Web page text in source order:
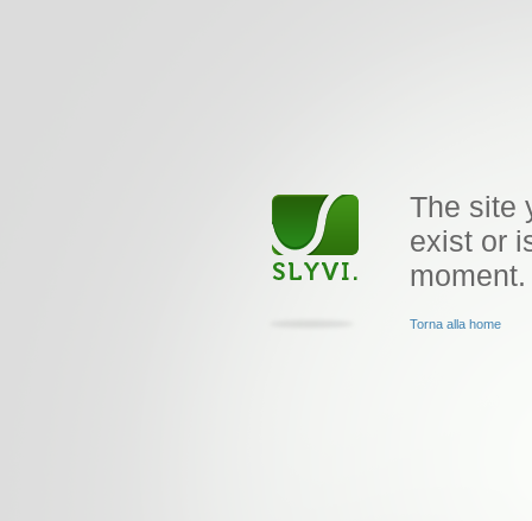
The site
exist or
moment.
Torna alla home